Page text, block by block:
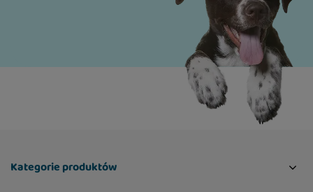
Kategorie produktów